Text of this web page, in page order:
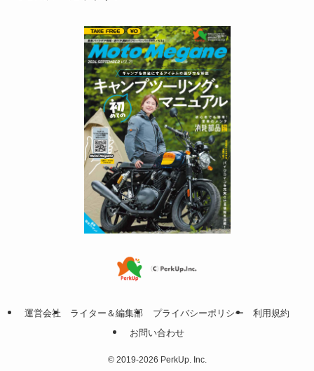
運営会社 ライター＆編集部 プライバシーポリシー
利用規約
お問い合わせ
©2019-2026 PerkUp. Inc.